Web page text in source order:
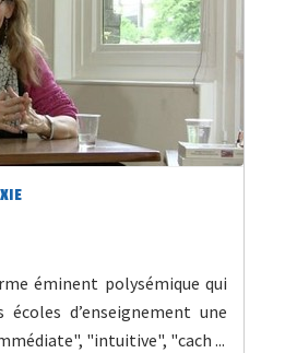
éminent polysémique qui
d’enseignement une
"intuitive", "cach ...